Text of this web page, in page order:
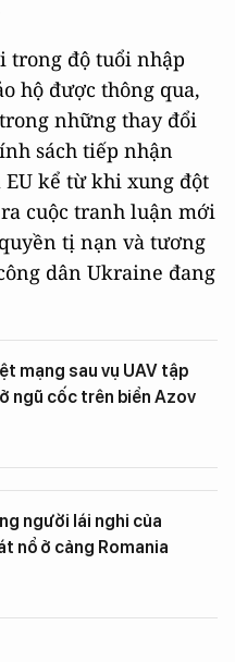
trong độ tuổi nhập
hộ được thông qua,
những thay đổi
sách tiếp nhận
kể từ khi xung đột
cuộc tranh luận mới
tị nạn và tương
dân Ukraine đang
mạng sau vụ UAV tập
ngũ cốc trên biển Azov
người lái nghi của
nổ ở cảng Romania